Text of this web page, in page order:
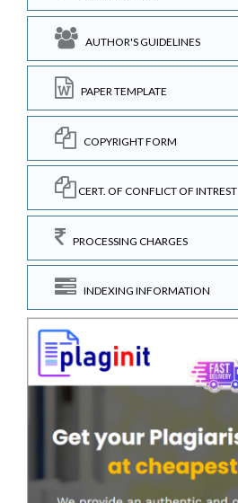
AUTHOR'S GUIDELINES
PAPER TEMPLATE
COPYRIGHT FORM
CERT. OF CONFLICT OF INTREST
PROCESSING CHARGES
INDEXING INFORMATION